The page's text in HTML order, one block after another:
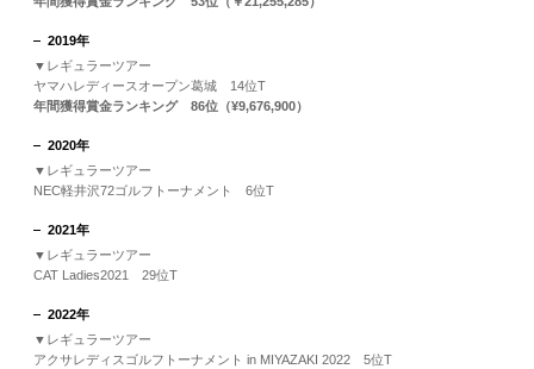
2019年
▼レギュラーツアー
ヤマハレディースオープン葛城 14位T
年間獲得賞金ランキング 86位（¥9,676,900）
2020年
▼レギュラーツアー
NEC軽井沢72ゴルフトーナメント 6位T
2021年
▼レギュラーツアー
CAT Ladies2021 29位T
2022年
▼レギュラーツアー
アクサレディスゴルフトーナメント in MIYAZAKI 2022 5位T